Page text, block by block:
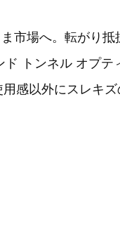
市場へ。転がり
ド トンネル オプ
感以外にスレキ